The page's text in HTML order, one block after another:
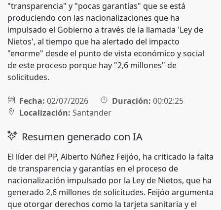
"transparencia" y "pocas garantías" que se está
produciendo con las nacionalizaciones que ha
impulsado el Gobierno a través de la llamada 'Ley de
Nietos', al tiempo que ha alertado del impacto
"enorme" desde el punto de vista económico y social
de este proceso porque hay "2,6 millones" de
solicitudes.
Fecha: 02/07/2026 Duración: 00:02:25
Localización: Santander
Resumen generado con IA
El líder del PP, Alberto Núñez Feijóo, ha criticado la falta
de transparencia y garantías en el proceso de
nacionalización impulsado por la Ley de Nietos, que ha
generado 2,6 millones de solicitudes. Feijóo argumenta
que otorgar derechos como la tarjeta sanitaria y el